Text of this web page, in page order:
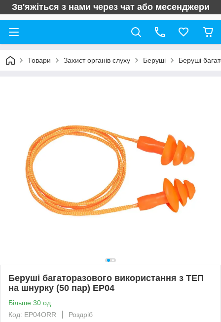
Зв'яжіться з нами через чат або месенджери
Товари Захист органів слуху Беруші Беруші
Беруші багаторазового використання з ТЕП
на шнурку (50 пар) EP04
Більше 30 од.
Код: EP04ORR
Роздріб